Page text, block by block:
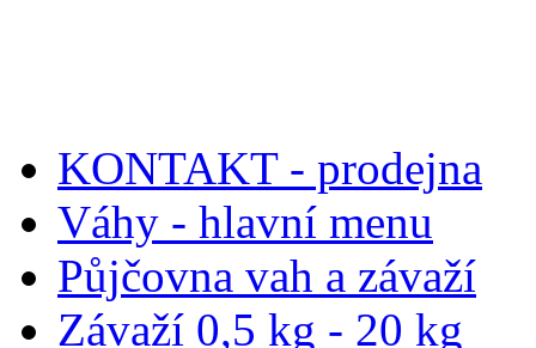
KONTAKT - prodejna
Váhy - hlavní menu
Půjčovna vah a závaží
Závaží 0,5 kg - 20 kg